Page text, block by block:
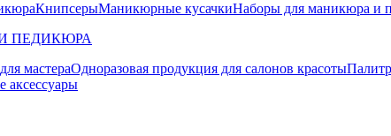
КнипсерыМаникюрные кусачкиНаборы для маникюра и
ПЕДИКЮРА
мастераОдноразовая продукция для салонов красоты
аксессуары